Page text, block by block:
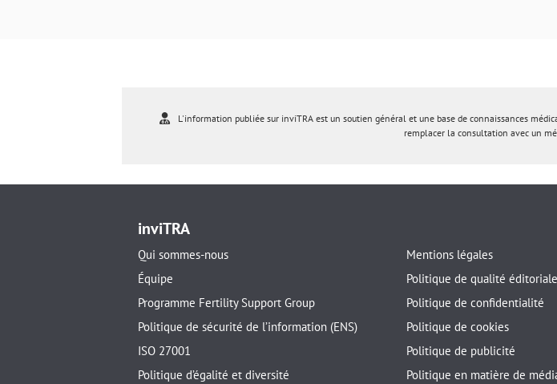
L'information publiée sur inviTRA est un soutien général et une base de connaissances
remplacer la consultation avec un
inviTRA
Qui sommes-nous
Équipe
Programme Fertility Support Group
Politique de sécurité de l’information (ENS)
ISO 27001
Politique d’égalité et diversité
Mentions légales
Politique de qualité éditoriale
Politique de confidentialité
Politique de cookies
Politique de publicité
Politique en matière de